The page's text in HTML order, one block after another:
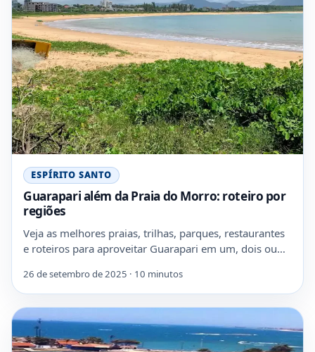
ESPÍRITO SANTO
Guarapari além da Praia do Morro: roteiro por
regiões
Veja as melhores praias, trilhas, parques, restaurantes
e roteiros para aproveitar Guarapari em um, dois ou…
26 de setembro de 2025 · 10 minutos